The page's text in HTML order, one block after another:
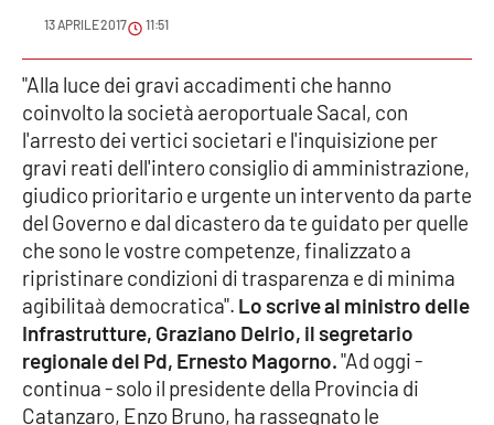
Meteo
Editoriali
VIDEO
Ambiente
Cronaca
Cultura
Economia e Lavoro
13 APRILE 2017 11:51
"Alla luce dei gravi accadimenti che hanno
coinvolto la società aeroportuale Sacal, con
l'arresto dei vertici societari e l'inquisizione per
gravi reati dell'intero consiglio di amministrazione,
giudico prioritario e urgente un intervento da parte
del Governo e dal dicastero da te guidato per quelle
che sono le vostre competenze, finalizzato a
ripristinare condizioni di trasparenza e di minima
agibilitaà democratica". Lo scrive al ministro delle
Infrastrutture, Graziano Delrio, il segretario
regionale del Pd, Ernesto Magorno."Ad oggi -
continua - solo il presidente della Provincia di
Catanzaro, Enzo Bruno, ha rassegnato le